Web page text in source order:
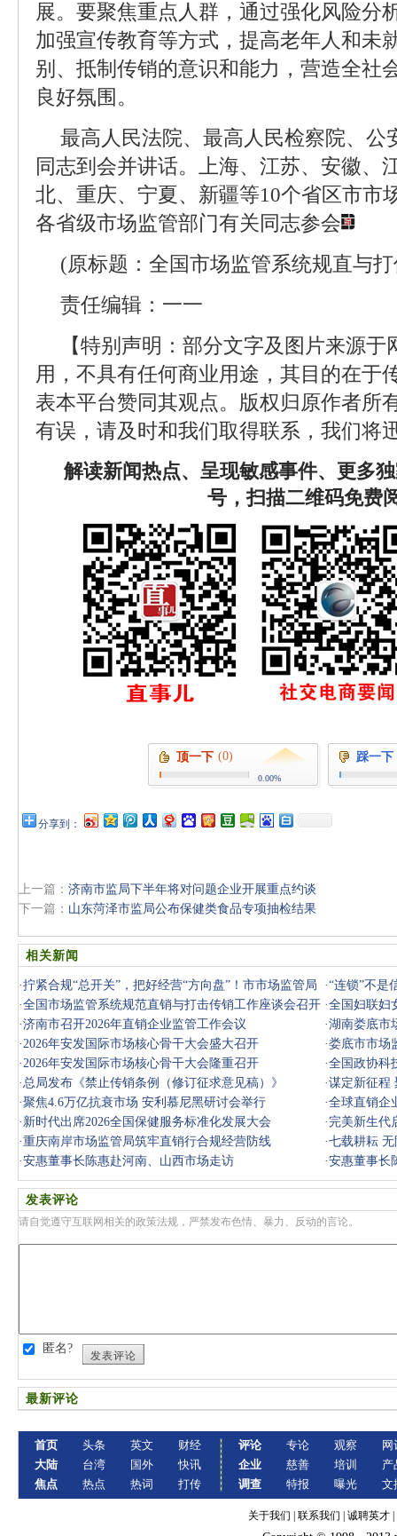
展。要聚焦重点人群，通过强化风险分
加强宣传教育等方式，提高老年人和未
别、抵制传销的意识和能力，营造全社
良好氛围。
最高人民法院、最高人民检察院、公
同志到会并讲话。上海、江苏、安徽、
北、重庆、宁夏、新疆等10个省区市市
各省级市场监管部门有关同志参会
(原标题：全国市场监管系统规直与
责任编辑：一一
【特别声明：部分文字及图片来源
用，不具有任何商业用途，其目的在于
表本平台赞同其观点。版权归原作者所
有误，请及时和我们取得联系，我们将
解读新闻热点、呈现敏感事件、更多
号，扫描二维码免费
顶一下 (0)
0.00%
踩一下
分享到：
上一篇： 济南市监局下半年将对问题企业开展重点约谈
下一篇： 山东菏泽市监局公布保健类食品专项抽检结果
相关新闻
·拧紧合规“总开关”，把好经营“方向盘”！市市场监管局
对辖
·“连锁”不是
·全国市场监管系统规范直销与打击传销工作座谈会召开 ·全国妇联妇
·济南市召开2026年直销企业监管工作会议 ·湖南娄底市
·2026年安发国际市场核心骨干大会盛大召开 ·娄底市市场
盘处置情
·2026年安发国际市场核心骨干大会隆重召开 ·全国政协科
·总局发布《禁止传销条例（修订征求意见稿）》 ·谋定新征程
大启幕
·聚焦4.6万亿抗衰市场 安利慕尼黑研讨会举行 ·全球直销企
· 新时代出席2026全国保健服务标准化发展大会 · 完美新生代
·重庆南岸市场监管局筑牢直销行合规经营防线 ·七载耕耘
·安惠董事长陈惠赴河南、山西市场走访 ·安惠董事长
发表评论
请自觉遵守互联网相关的政策法规，严禁发布色情、暴力、反动的言论。
匿名?
发表评论
最新评论
首页
大陆
焦点
头条
台湾
热点
英文
国外
热词
财经
快讯
打传
评论
企业
调查
专论
慈善
特报
观察
培训
曝光
网
产
文
关于我们 联系我们 诚聘英才